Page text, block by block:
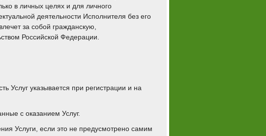
в личных целях и для личного
деятельности Исполнителя без его
за собой гражданскую,
Российской Федерации.
Услуг указывается при регистрации и на
с оказанием Услуг.
Услуги, если это не предусмотрено самим